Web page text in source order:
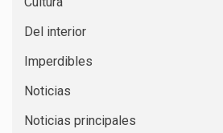
Del interior
Imperdibles
Noticias
Noticias principales